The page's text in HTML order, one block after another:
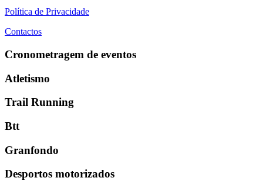
Política de Privacidade
Contactos
Cronometragem de eventos
Atletismo
Trail Running
Btt
Granfondo
Desportos motorizados